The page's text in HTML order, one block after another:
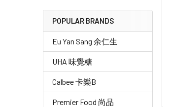
POPULAR BRANDS
Eu Yan Sang 余仁生
UHA 味覺糖
Calbee 卡樂B
Premier Food 尚品